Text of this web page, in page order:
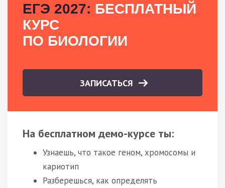
ЕГЭ 2027: БЕСПЛАТНЫЙ
КУРС
ПО БИОЛОГИИ
ЗАПИСАТЬСЯ
На бесплатном демо-курсе ты:
Узнаешь, что такое геном, хромосомы и
кариотип
Разберешься, как определять